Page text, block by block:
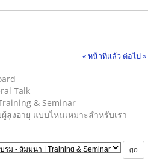
« หน้าที่แล้ว ต่อไป »
Talk
& Seminar
สูงอายุ แบบไหนเหมาะสำหรับเรา